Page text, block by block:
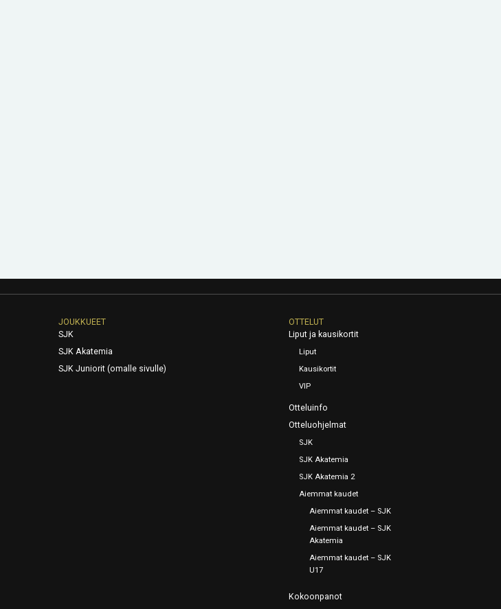
JOUKKUEET
SJK
SJK Akatemia
SJK Juniorit (omalle sivulle)
OTTELUT
Liput ja kausikortit
Liput
Kausikortit
VIP
Otteluinfo
Otteluohjelmat
SJK
SJK Akatemia
SJK Akatemia 2
Aiemmat kaudet
Aiemmat kaudet – SJK
Aiemmat kaudet – SJK
Akatemia
Aiemmat kaudet – SJK
U17
Kokoonpanot